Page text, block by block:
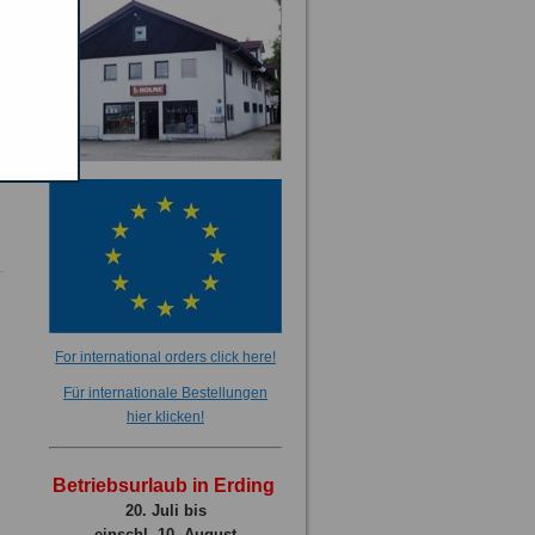
For international orders click here!
Für internationale Bestellungen
hier klicken!
Betriebsurlaub in Erding
20. Juli bis